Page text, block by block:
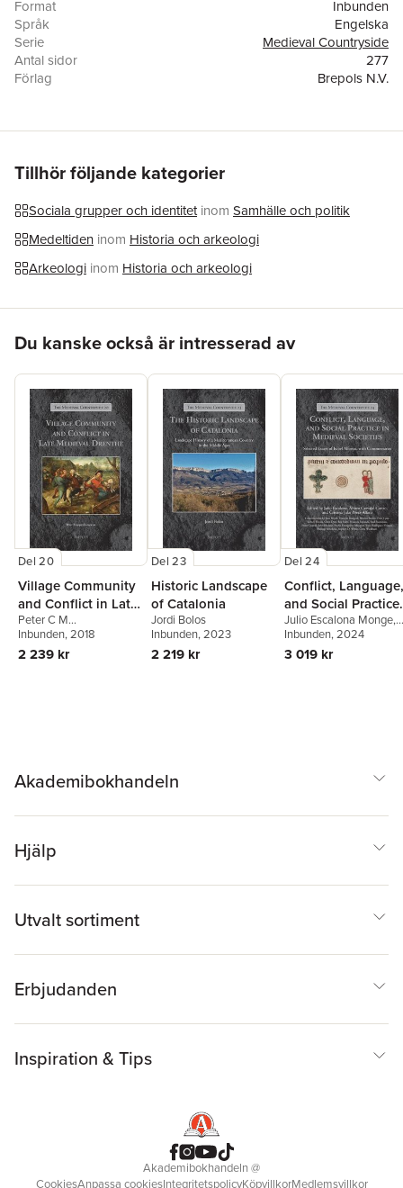
Format
Inbunden
Språk
Engelska
Serie
Medieval Countryside
Antal sidor
277
Förlag
Brepols N.V.
Tillhör följande kategorier
Sociala grupper och identitet inom Samhälle och politik
Medeltiden inom Historia och arkeologi
Arkeologi inom Historia och arkeologi
Du kanske också är intresserad av
Del 20
Village Community
and Conflict in Late
Medieval Drenthe
Peter C M
Hoppenbrouwers
Inbunden, 2018
2 239 kr
Del 23
Historic Landscape
of Catalonia
Jordi Bolos
Inbunden, 2023
2 219 kr
Del 24
Conflict, Language,
and Social Practice
in Medieval
Societies
Julio Escalona Monge,
Alvaro Carvajal Castro
Cristina Jular Perez-
Alfaro
Inbunden, 2024
3 019 kr
Akademibokhandeln
Hjälp
Utvalt sortiment
Erbjudanden
Inspiration & Tips
Akademibokhandeln@
CookiesAnpassa cookiesIntegritetspolicyKöpvillkorMedlemsvillkor